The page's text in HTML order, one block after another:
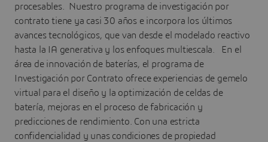
procesables. Nuestro programa de investigación por
contrato tiene ya casi 30 años e incorpora los últimos
avances tecnológicos, que van desde el modelado reactivo
hasta la IA generativa y los enfoques multiescala. En el
área de innovación de baterías, el programa de
Investigación por Contrato ofrece experiencias de gemelo
virtual para el diseño y la optimización de celdas de
batería, mejoras en el proceso de fabricación y
predicciones de rendimiento. Con una estricta
confidencialidad y unas condiciones de propiedad